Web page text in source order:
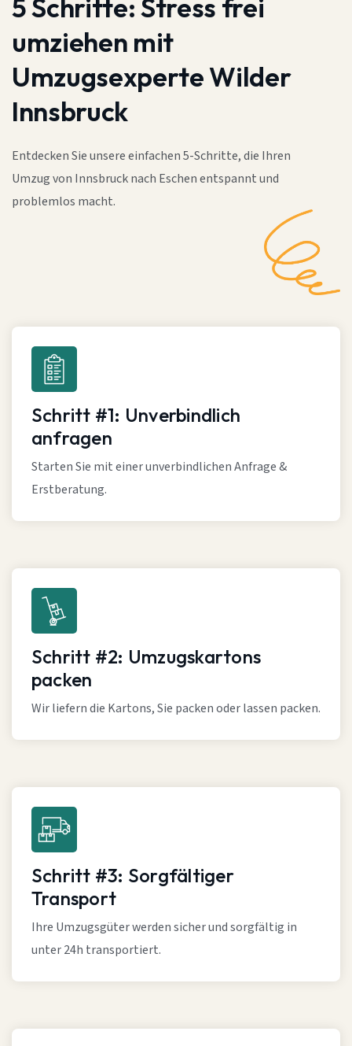
5 Schritte:Stress frei
umziehen mit
Umzugsexperte Wilder
Innsbruck
Entdecken Sie unsere einfachen 5-Schritte, die Ihren
Umzug von Innsbruck nach Eschen entspannt und
problemlos macht.
Schritt #1: Unverbindlich
anfragen
Starten Sie mit einer unverbindlichen Anfrage &
Erstberatung.
Schritt #2: Umzugskartons
packen
Wir liefern die Kartons, Sie packen oder lassen packen.
Schritt #3: Sorgfältiger
Transport
Ihre Umzugsgüter werden sicher und sorgfältig in
unter 24h transportiert.